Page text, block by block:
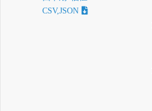
CSV,JSON